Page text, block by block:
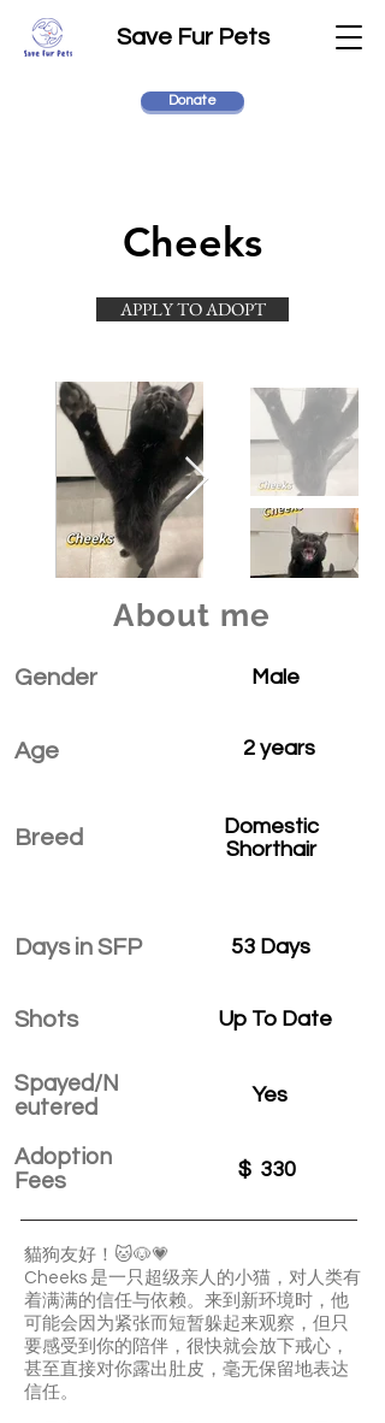
Save Fur Pets
Donate
Cheeks
APPLY TO ADOPT
About me
Gender
Age
Breed
Days in SFP
Shots
Spayed/N
eutered
Adoption
Fees
Male
2 years
Domestic
Shorthair
53 Days
Up To Date
Yes
$ 330
貓狗友好！🐱🐶💗
Cheeks 是一只超级亲人的小猫，对人类有
着满满的信任与依赖。来到新环境时，他
可能会因为紧张而短暂躲起来观察，但只
要感受到你的陪伴，很快就会放下戒心，
甚至直接对你露出肚皮，毫无保留地表达
信任。